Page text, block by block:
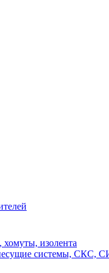
изолента
системы, СКС,